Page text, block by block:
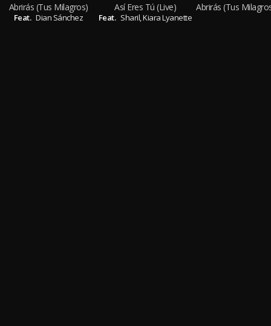
Abrirás (Tus Milagros)
Feat. Dian Sánchez
Así Eres Tú (Live)
Feat. Sharil,Kiara Lyanette